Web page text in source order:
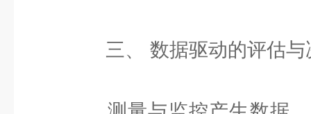
三、 数据驱动的评估与